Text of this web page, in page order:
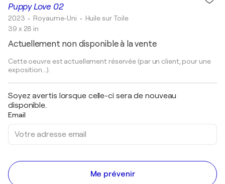
Puppy Love 02
2023 • Royaume-Uni • Huile sur Toile
39 x 28 in
Actuellement non disponible à la vente
Cette oeuvre est actuellement réservée (par un client, pour une
exposition...).
Soyez avertis lorsque celle-ci sera de nouveau
disponible.
Email
Me prévenir